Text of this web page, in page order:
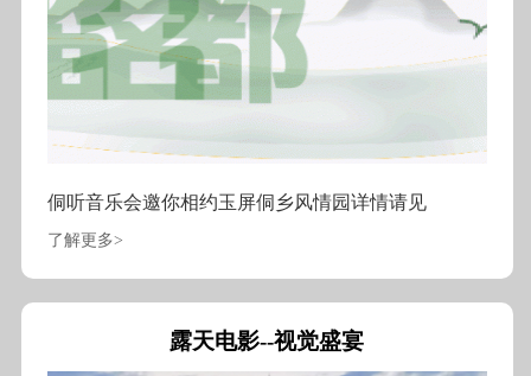
侗听音乐会邀你相约玉屏侗乡风情园详情请见
了解更多>
露天电影--视觉盛宴